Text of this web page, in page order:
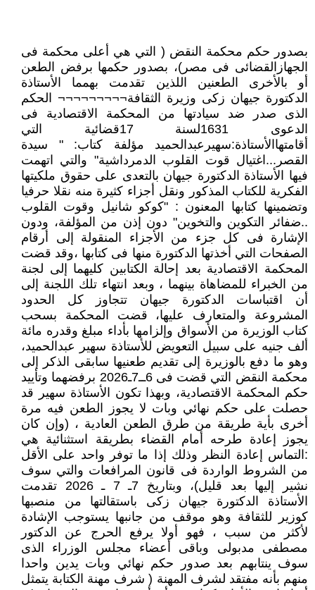
بصدور حكم محكمة النقض ( التي هي أعلى محكمة فى
الجهازالقضائى فى مصر)، بصدور حكمها برفض الطعن
أو بالأخرى الطعنين اللذين تقدمت بهمما الأستاذة
الدكتورة جيهان زكى وزيرة الثقافة¬¬¬¬¬¬¬¬¬ الحكم
الذى صدر ضد سيادتها من المحكمة الاقتصادية فى
الدعوى 1631لسنة 17قضائية التي
أقامتهاالأستاذة:سهيرعبدالحميد مؤلفة كتاب: " سيدة
القصر...اغتيال قوت القلوب الدمرداشية" والتي اتهمت
فيها الأستاذة الدكتورة جيهان بالتعدى على حقوق ملكيتها
الفكرية للكتاب المذكور ونقل أجزاء كثيرة منه نقلا حرفيا
وتضمينها كتابها المعنون : "كوكو شانيل وقوت القلوب
..ضفائر التكوين والتخوين" دون إذن من المؤلفة، ودون
الإشارة فى كل جزء من الأجزاء المنقولة إلى أرقام
الصفحات التي أخذتها الدكتورة منها فى كتابها ،وقد قضت
المحكمة الاقتصادية بعد إحالة الكتابين كليهما إلى لجنة
من الخبراء للمضاهاة بينهما ، وبعد انتهاء تلك اللجنة إلى
أن اقتباسات الدكتورة جيهان تتجاوز كل الحدود
المشروعة والمتعارف عليها، قضت المحكمة بسحب
كتاب الوزيرة من الأسواق وإلزامها بأداء مبلغ وقدره مائة
ألف جنيه على سبيل التعويض للأستاذة سهير عبدالحميد،
وهو ما دفع بالوزيرة إلى تقديم طعنيها سابقى الذكر إلى
محكمة النقض التي قضت فى 6ــ7ـ2026 برفضهما وتأييد
حكم المحكمة الاقتصادية، وبهذا تكون الأستاذة سهير قد
حصلت على حكم نهائي وبات لا يجوز الطعن فيه مرة
أخرى بأية طريقة من طرق الطعن العادية ، (وإن كان
يجوز إعادة طرحه أمام القضاء بطريقة استثنائية هي
:التماس إعادة النظر وذلك إذا ما توفر واحد على الأقل
من الشروط الواردة فى قانون المرافعات والتي سوف
نشير إليها بعد قليل)، وبتاريخ 7ـ 7 ـ 2026 تقدمت
الأستاذة الدكتورة جيهان زكى باستقالتها من منصبها
كوزير للثقافة وهو موقف من جانبها يستوجب الإشادة
لأكثر من سبب ، فهو أولا يرفع الحرج عن الدكتور
مصطفى مدبولى وباقى أعضاء مجلس الوزراء الذى
سوف ينتابهم بعد صدور حكم نهائي وبات يدين واحدا
منهم بأنه مفتقد لشرف المهنة ( شرف مهنة الكتابة يتمثل